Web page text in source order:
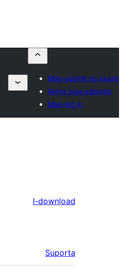
Mag-submit ng plugin
Aking mga paborito
Mag-log in
I-download
Suporta